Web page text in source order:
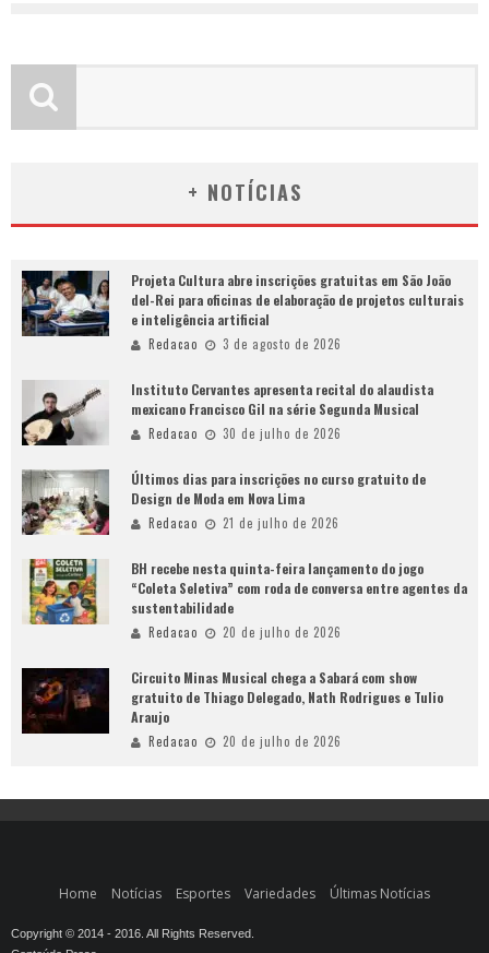
+ NOTÍCIAS
Projeta Cultura abre inscrições gratuitas em São João
del-Rei para oficinas de elaboração de projetos culturais
e inteligência artificial
Redacao 3 de agosto de 2026
Instituto Cervantes apresenta recital do alaudista
mexicano Francisco Gil na série Segunda Musical
Redacao 30 de julho de 2026
Últimos dias para inscrições no curso gratuito de
Design de Moda em Nova Lima
Redacao 21 de julho de 2026
BH recebe nesta quinta-feira lançamento do jogo
“Coleta Seletiva” com roda de conversa entre agentes da
sustentabilidade
Redacao 20 de julho de 2026
Circuito Minas Musical chega a Sabará com show
gratuito de Thiago Delegado, Nath Rodrigues e Tulio
Araujo
Redacao 20 de julho de 2026
Home Notícias Esportes Variedades Últimas Notícias
Copyright © 2014 - 2016. All Rights Reserved.